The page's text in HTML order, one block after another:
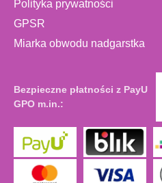
Polityka prywatności
GPSR
Miarka obwodu nadgarstka
Bezpieczne płatności z PayU
GPO m.in.: